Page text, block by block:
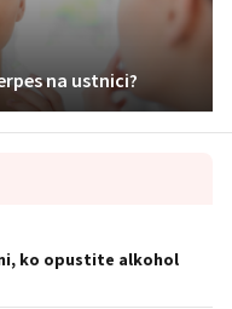
na ustnici?
ko opustite alkohol